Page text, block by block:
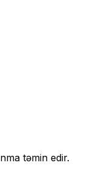
təmin edir.